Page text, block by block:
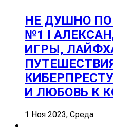
НЕ ДУШНО
№1 I
ИГРЫ,
И ЛЮБОВЬ К
1 Ноя 2023, Среда